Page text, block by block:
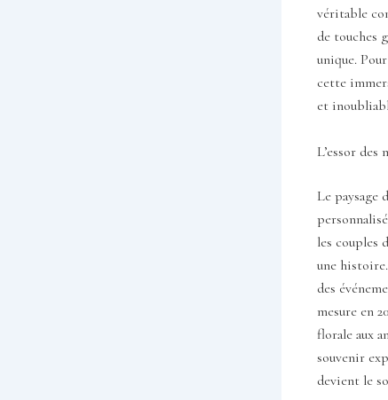
véritable
de touches
unique.
cette
et
L’essor
Le paysage
les couples
une
des
mesure en
florale aux
souvenir
devient le